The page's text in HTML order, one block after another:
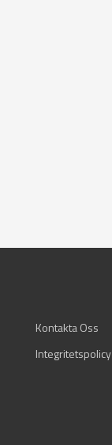
Kontakta Oss
Integritetspolicy